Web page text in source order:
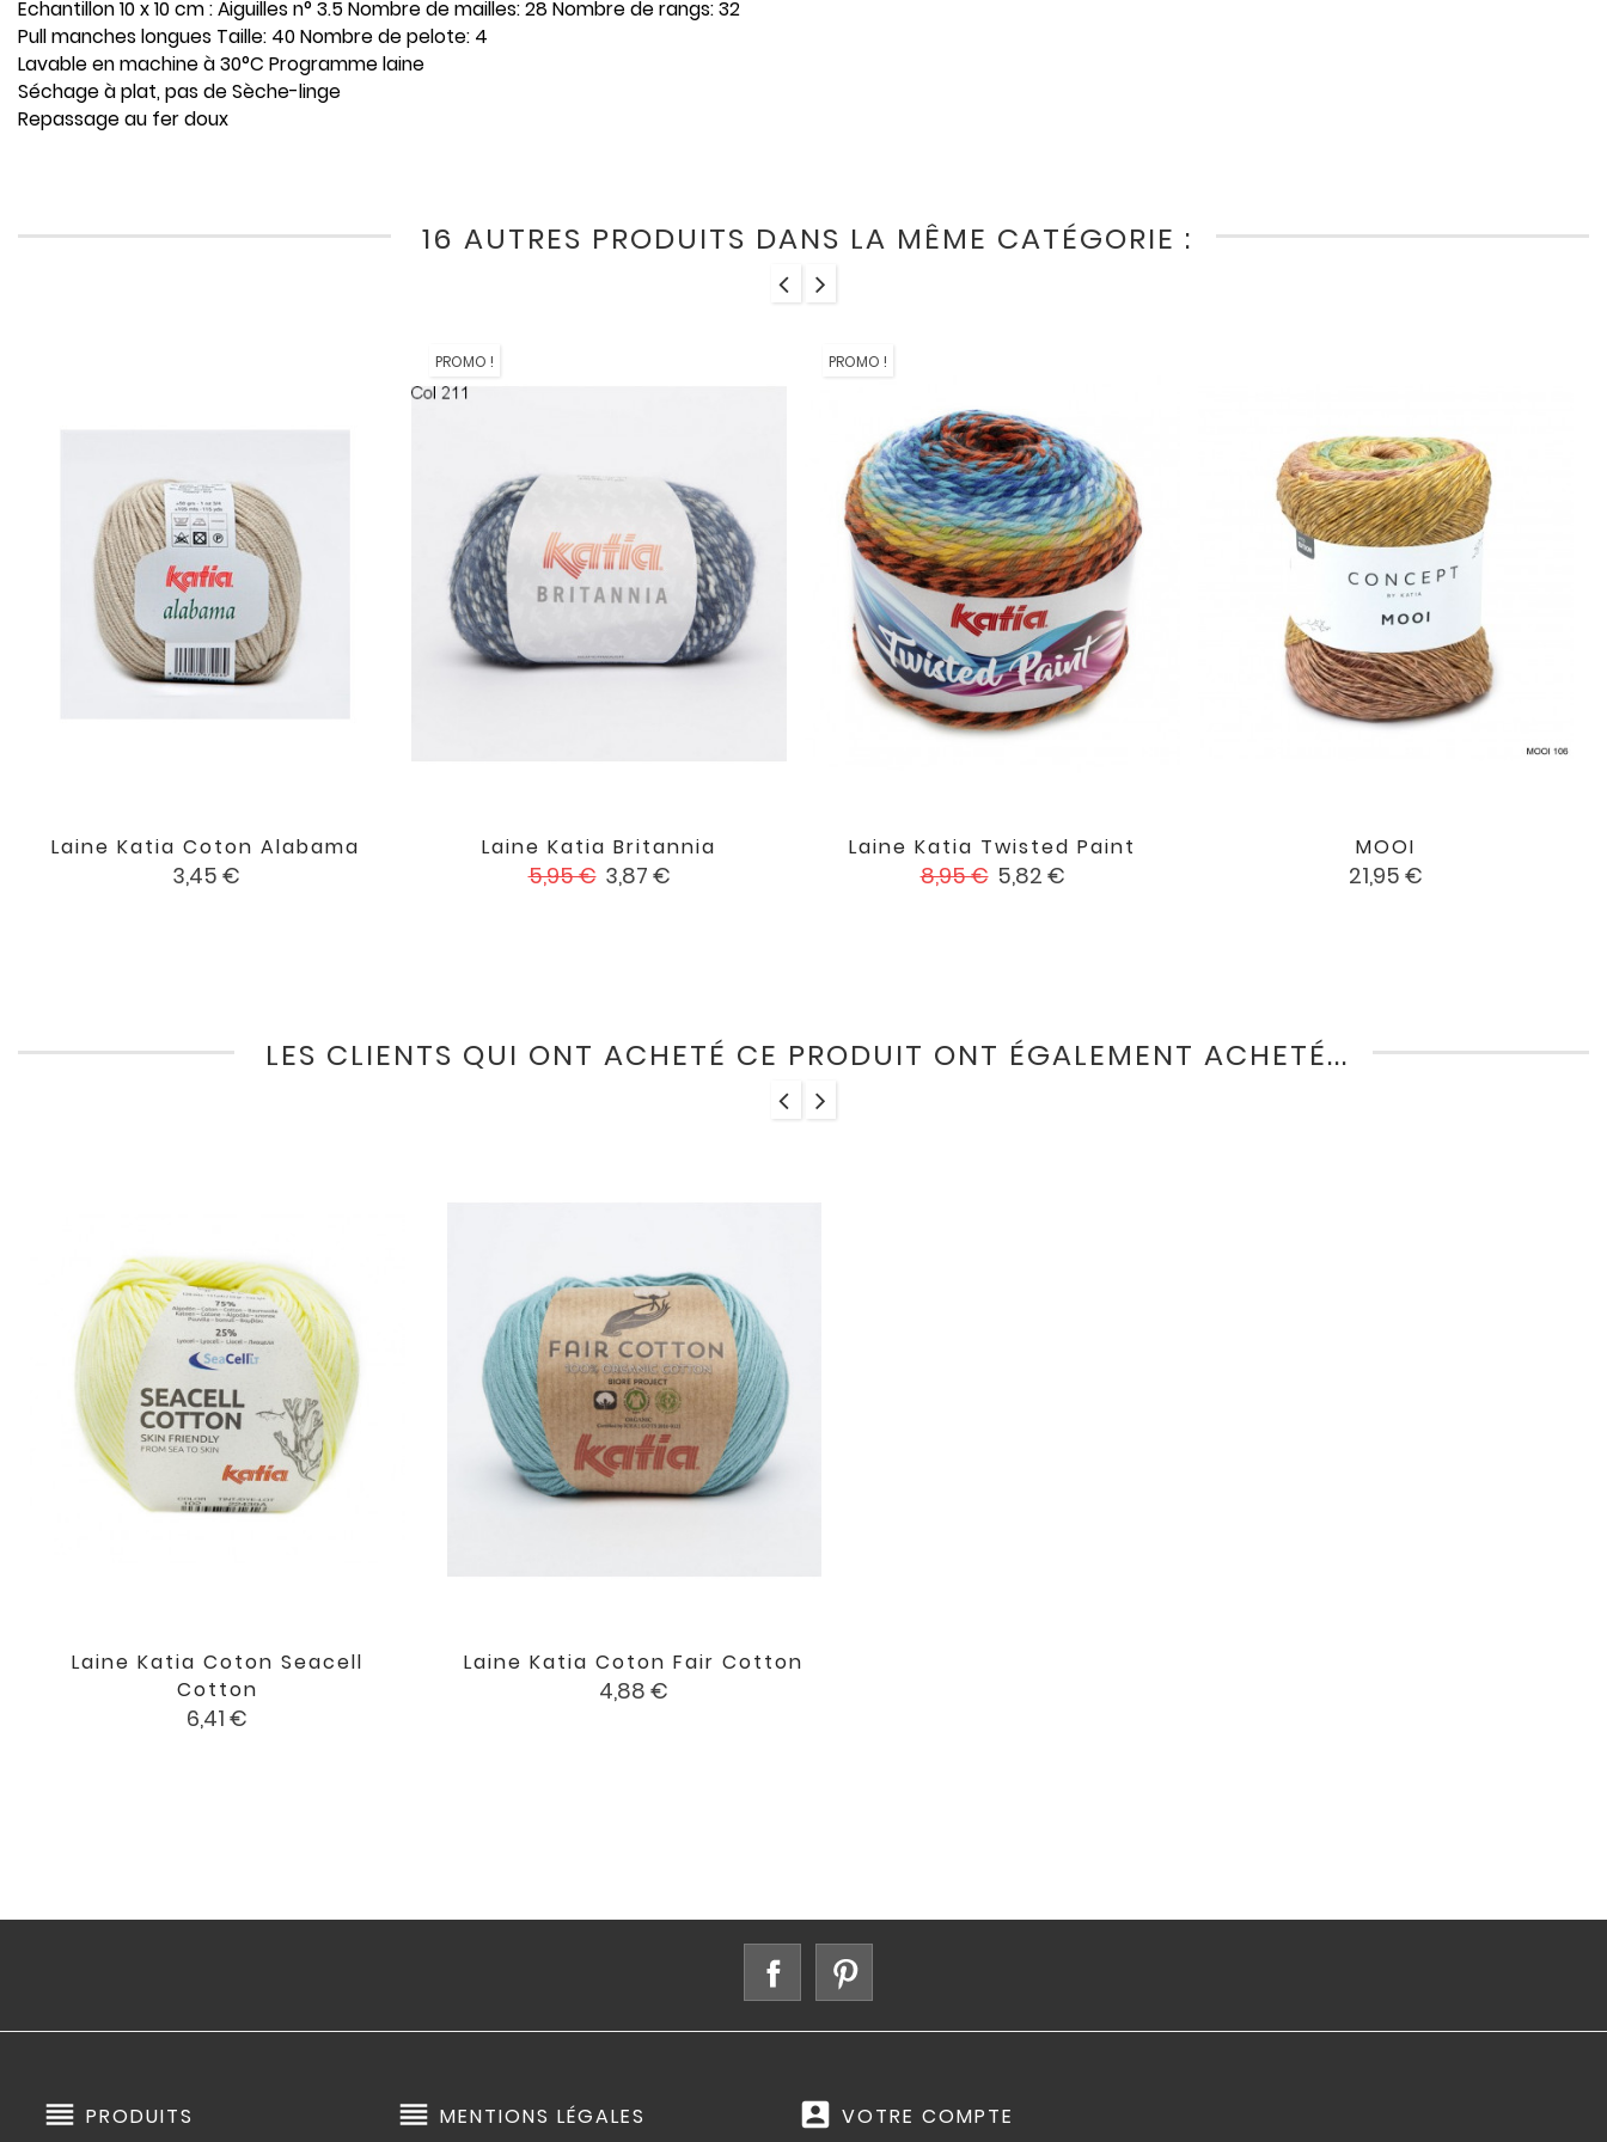
Echantillon 10 x 10 cm : Aiguilles n° 3.5 Nombre de mailles: 28 Nombre de rangs: 32
Pull manches longues Taille: 40 Nombre de pelote: 4
Lavable en machine à 30°C Programme laine
Séchage à plat, pas de Sèche-linge
Repassage au fer doux
16 AUTRES PRODUITS DANS LA MÊME CATÉGORIE :
Laine Katia Coton Alabama
Prix
3,45 €
 favorite
PROMO !
Laine Katia Britannia
Prix
5,95 € Prix
3,87 €
 favorite
PROMO !
Laine Katia Twisted Paint
Prix
8,95 € Prix
5,82 €
 favorite MOOI
Prix
21,95 €

LES CLIENTS QUI ONT ACHETÉ CE PRODUIT ONT ÉGALEMENT ACHETÉ...
Laine Katia Coton Seacell
Cotton
Prix
6,41 €
 favorite Laine Katia Coton Fair Cotton
Prix
4,88 € favorite
Facebook
reorder PRODUITS reorder MENTIONS LÉGALES account_box VOTRE COMPTE